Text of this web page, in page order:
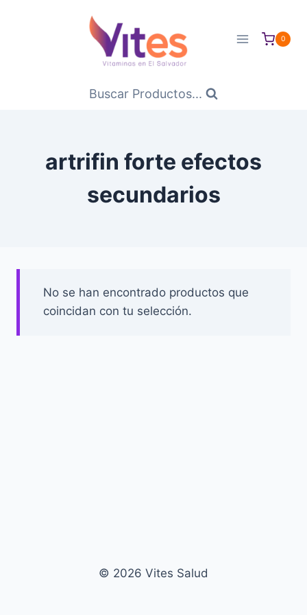
0
Buscar Productos...
artrifin forte efectos
secundarios
No se han encontrado productos que
coincidan con tu selección.
© 2026 Vites Salud